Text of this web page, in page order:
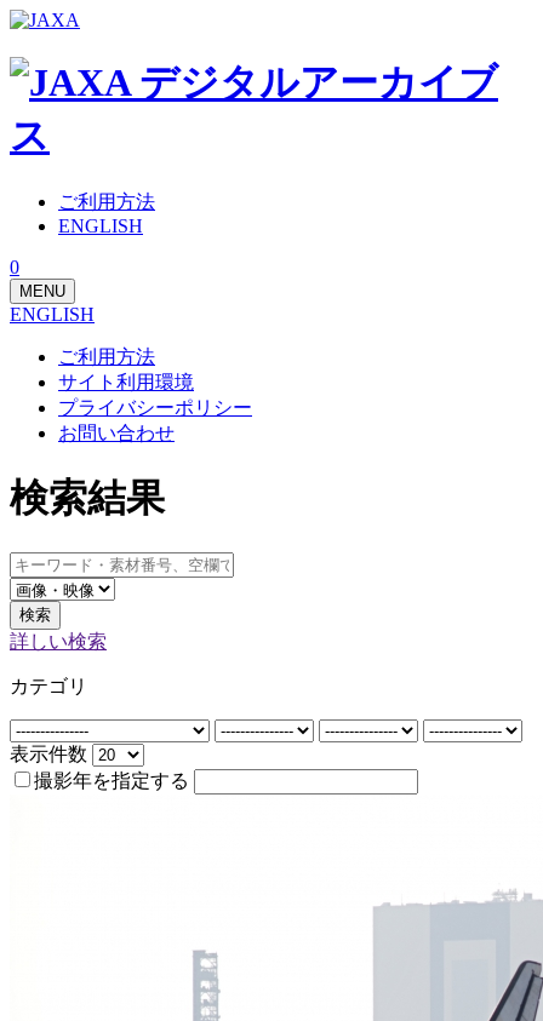
ご利用方法
ENGLISH
0
MENU
ENGLISH
ご利用方法
サイト利用環境
プライバシーポリシー
お問い合わせ
検索結果
検索
詳しい検索
カテゴリ
表示件数
撮影年を指定する